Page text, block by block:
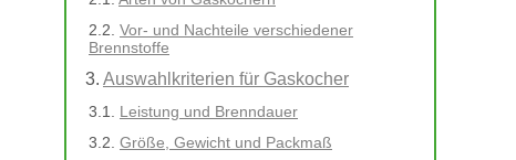
Vor- und Nachteile verschiedener
Brennstoffe
Auswahlkriterien für Gaskocher
Leistung und Brenndauer
Größe, Gewicht und Packmaß